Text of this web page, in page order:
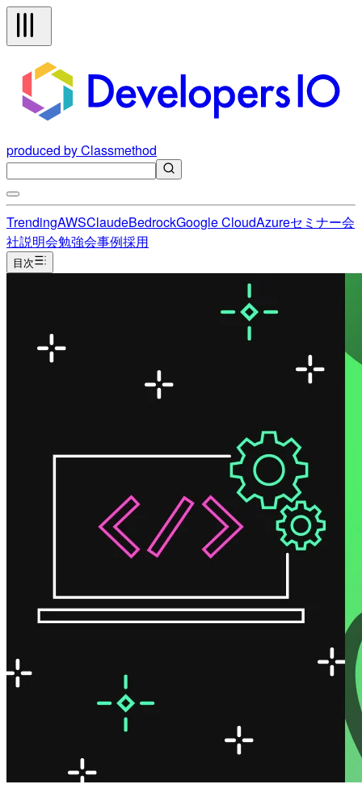
produced by Classmethod
TrendingAWSClaudeBedrockGoogle CloudAzureセミナー会
社説明会勉強会事例採用
目次